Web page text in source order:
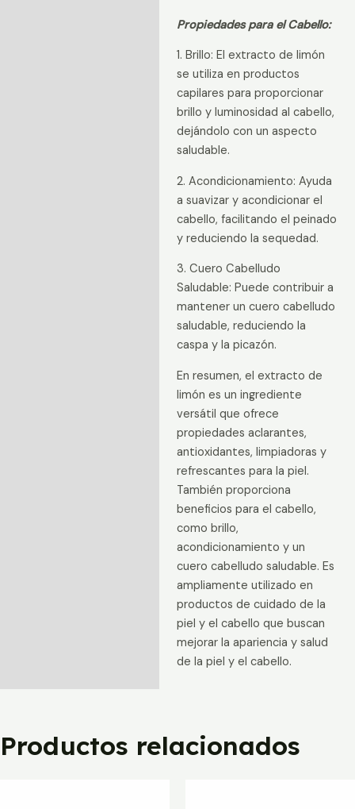
Propiedades para el Cabello:
1. Brillo: El extracto de limón
se utiliza en productos
capilares para proporcionar
brillo y luminosidad al cabello,
dejándolo con un aspecto
saludable.
2. Acondicionamiento: Ayuda
a suavizar y acondicionar el
cabello, facilitando el peinado
y reduciendo la sequedad.
3. Cuero Cabelludo
Saludable: Puede contribuir a
mantener un cuero cabelludo
saludable, reduciendo la
caspa y la picazón.
En resumen, el extracto de
limón es un ingrediente
versátil que ofrece
propiedades aclarantes,
antioxidantes, limpiadoras y
refrescantes para la piel.
También proporciona
beneficios para el cabello,
como brillo,
acondicionamiento y un
cuero cabelludo saludable. Es
ampliamente utilizado en
productos de cuidado de la
piel y el cabello que buscan
mejorar la apariencia y salud
de la piel y el cabello.
Productos relacionados